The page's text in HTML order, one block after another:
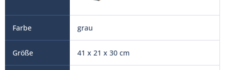
grau
41 x 21 x 30 cm